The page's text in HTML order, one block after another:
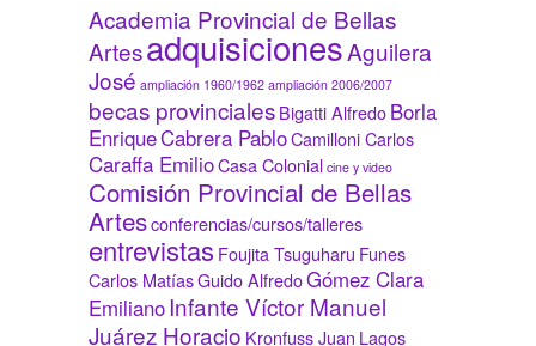
Academia Provincial de Bellas
ArtesadquisicionesAguilera
José ampliación 1960/1962 ampliación 2006/2007
becas provincialesBigatti AlfredoBorla
EnriqueCabrera PabloCamilloni Carlos
Caraffa EmilioCasa Colonial cine y video
Comisión Provincial de Bellas
Artesconferencias/cursos/talleres
entrevistas Foujita Tsuguharu Funes
Carlos MatíasGuido AlfredoGómez Clara
EmilianoInfante Víctor Manuel
Juárez Horacio Kronfuss Juan Lagos